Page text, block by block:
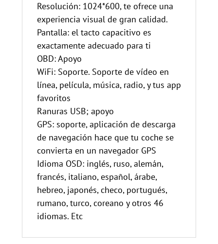
Resolución: 1024*600, te ofrece una
experiencia visual de gran calidad.
Pantalla: el tacto capacitivo es
exactamente adecuado para ti
OBD: Apoyo
WiFi: Soporte. Soporte de vídeo en
línea, película, música, radio, y tus app
favoritos
Ranuras USB; apoyo
GPS: soporte, aplicación de descarga
de navegación hace que tu coche se
convierta en un navegador GPS
Idioma OSD: inglés, ruso, alemán,
francés, italiano, español, árabe,
hebreo, japonés, checo, portugués,
rumano, turco, coreano y otros 46
idiomas. Etc